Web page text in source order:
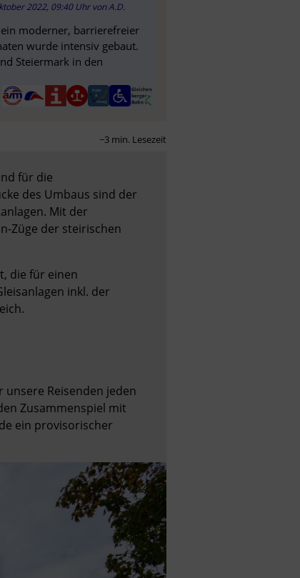
2022, 09:40 Uhr vonA.D.
moderner, barrierefreier
wurde intensiv gebaut.
Steiermark in den
~3 min. Lesezeit
für die
des Umbaus sind der
Mit der
Züge der steirischen
die für einen
inkl. der
Reisenden jeden
Zusammenspiel mit
ein provisorischer